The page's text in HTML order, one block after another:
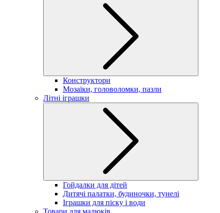
Конструктори
Мозаїки, головоломки, пазли
Літні іграшки
Гойдалки для дітей
Дитячі палатки, будиночки, тунелі
Іграшки для піску і води
Товари для малюків